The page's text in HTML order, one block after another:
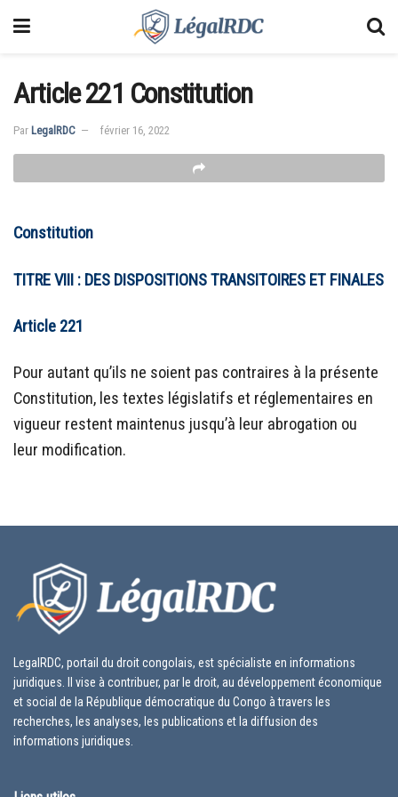
Article 221 Constitution
Par LegalRDC février 16, 2022
Constitution
TITRE VIII : DES DISPOSITIONS TRANSITOIRES ET FINALES
Article 221
Pour autant qu’ils ne soient pas contraires à la présente
Constitution, les textes législatifs et réglementaires en
vigueur restent maintenus jusqu’à leur abrogation ou
leur modification.
LegalRDC, portail du droit congolais, est spécialiste en informations
juridiques. Il vise à contribuer, par le droit, au développement économique
et social de la République démocratique du Congo à travers les
recherches, les analyses, les publications et la diffusion des
informations juridiques.